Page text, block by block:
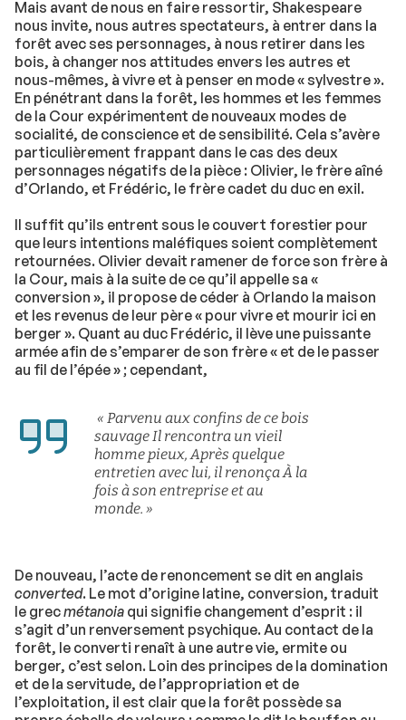
Mais avant de nous en faire ressortir, Shakespeare
nous invite, nous autres spectateurs, à entrer dans la
forêt avec ses personnages, à nous retirer dans les
bois, à changer nos attitudes envers les autres et
nous-mêmes, à vivre et à penser en mode « sylvestre ».
En pénétrant dans la forêt, les hommes et les femmes
de la Cour expérimentent de nouveaux modes de
socialité, de conscience et de sensibilité. Cela s’avère
particulièrement frappant dans le cas des deux
personnages négatifs de la pièce : Olivier, le frère aîné
d’Orlando, et Frédéric, le frère cadet du duc en exil.
Il suffit qu’ils entrent sous le couvert forestier pour
que leurs intentions maléfiques soient complètement
retournées. Olivier devait ramener de force son frère à
la Cour, mais à la suite de ce qu’il appelle sa «
conversion », il propose de céder à Orlando la maison
et les revenus de leur père « pour vivre et mourir ici en
berger ». Quant au duc Frédéric, il lève une puissante
armée afin de s’emparer de son frère « et de le passer
au fil de l’épée » ; cependant,
« Parvenu aux confins de ce bois
sauvage Il rencontra un vieil
homme pieux, Après quelque
entretien avec lui, il renonça À la
fois à son entreprise et au
monde. »
De nouveau, l’acte de renoncement se dit en anglais
converted. Le mot d’origine latine, conversion, traduit
le grecmétanoia qui signifie changement d’esprit : il
s’agit d’un renversement psychique. Au contact de la
forêt, le converti renaît à une autre vie, ermite ou
berger, c’est selon. Loin des principes de la domination
et de la servitude, de l’appropriation et de
l’exploitation, il est clair que la forêt possède sa